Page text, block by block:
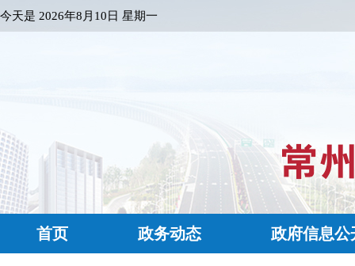
今天是 2026年8月10日 星期一
首页 政务动态 政府信息公